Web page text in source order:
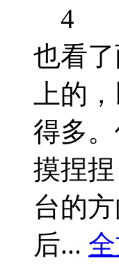
4 人
也看
上的
得多
摸捏
台的
后...